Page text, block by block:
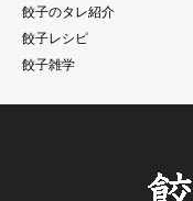
餃子のタレ紹介
餃子レシピ
餃子雑学